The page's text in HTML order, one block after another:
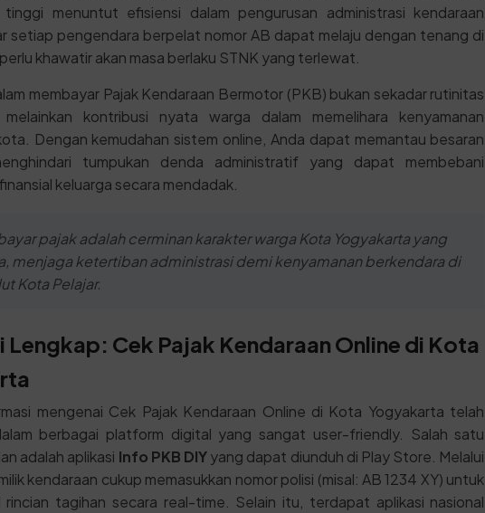
menuntut efisiensi dalam pengurusan administrasi kendaraan
setiap pengendara berpelat nomor AB dapat melaju dengan tenang di
khawatir akan masa berlaku STNK yang terlewat.
membayar Pajak Kendaraan Bermotor (PKB) bukan sekadar rutinitas
melainkan kontribusi nyata warga dalam memelihara kenyamanan
Dengan kemudahan sistem online, Anda dapat memantau besaran
tumpukan denda administratif yang dapat membebani
keluarga secara mendadak.
pajak adalah cerminan karakter warga Kota Yogyakarta yang
menjaga ketertiban administrasi demi kenyamanan berkendara di
Kota Pelajar.
Lengkap: Cek Pajak Kendaraan Online di Kota
mengenai Cek Pajak Kendaraan Online di Kota Yogyakarta telah
berbagai platform digital yang sangat user-friendly. Salah satu
adalah aplikasi Info PKB DIYyang dapat diunduh di Play Store. Melalui
kendaraan cukup memasukkan nomor polisi (misal: AB 1234 XY) untuk
rincian tagihan secara real-time. Selain itu, terdapat aplikasi nasional